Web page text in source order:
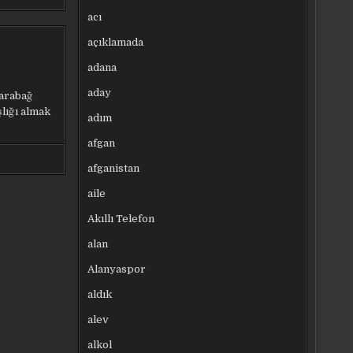
almak
acı
açıklamada
adana
aday
adım
afgan
afganistan
aile
Akıllı Telefon
alan
Alanyaspor
aldık
alev
alkol